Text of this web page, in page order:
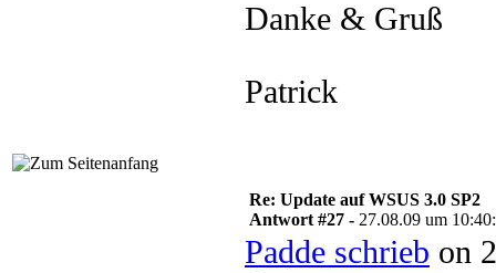
Danke & Gruß
Patrick
Re: Update auf WSUS 3.0 SP2
Antwort #27 - 27.08.09 um
Padde schrieb on